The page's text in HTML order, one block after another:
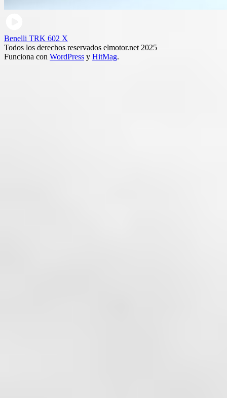
Benelli TRK 602 X
Todos los derechos reservados elmotor.net 2025
Funciona con WordPress y HitMag.